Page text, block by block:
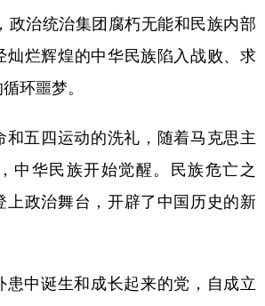
治统治集团腐朽无能和民族内部
灿烂辉煌的中华民族陷入战败、求
环噩梦。
五四运动的洗礼，随着马克思主
中华民族开始觉醒。民族危亡之
上政治舞台，开辟了中国历史的新
中诞生和成长起来的党，自成立